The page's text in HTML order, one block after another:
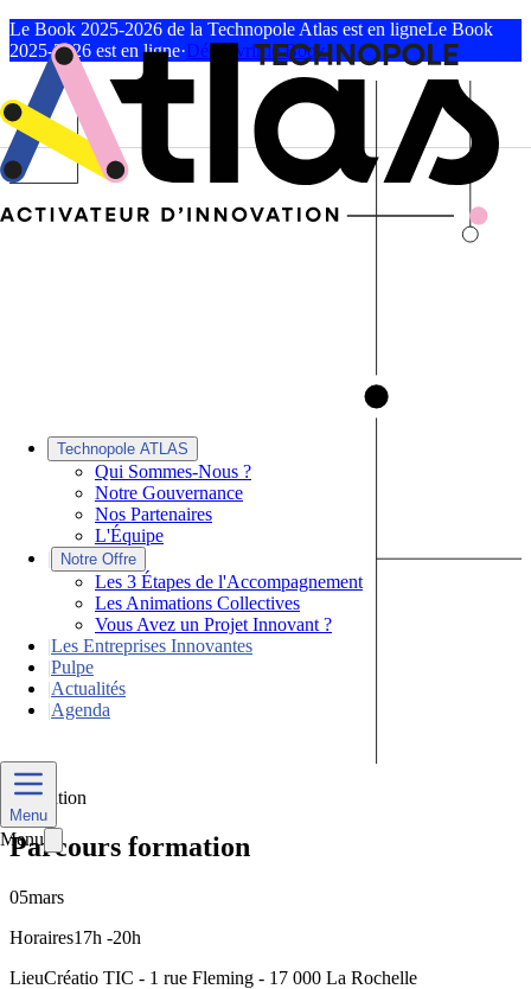
Le Book 2025-2026 de la Technopole Atlas est en ligneLe Book
2025-2026 est en ligne·Découvrir le Book
Technopole ATLAS
Qui Sommes-Nous ?
Notre Gouvernance
Nos Partenaires
L'Équipe
|
Notre Offre
Les 3 Étapes de l'Accompagnement
Les Animations Collectives
Vous Avez un Projet Innovant ?
|Les Entreprises Innovantes
|Pulpe
|Actualités
|Agenda
Menu
Menu
Formation
Parcours formation
05mars
Horaires17h -20h
LieuCréatio TIC - 1 rue Fleming - 17 000 La Rochelle